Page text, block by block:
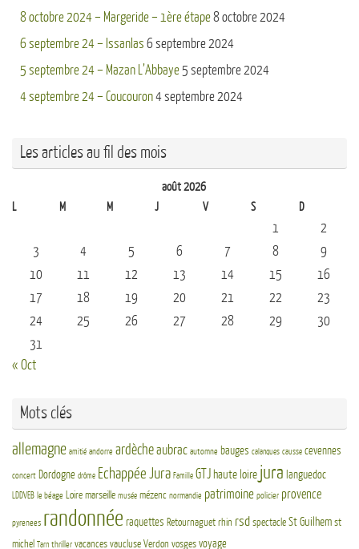
8 octobre 2024 – Margeride – 1ère étape8 octobre 2024
6 septembre 24 – Issanlas 6 septembre 2024
5 septembre 24 – Mazan L’Abbaye 5 septembre 2024
4 septembre 24 – Coucouron4 septembre 2024
Les articles au fil des mois
août 2026
L
M M J V S D
1
2
3
4 5 6 7 8
9
10
11 12 13 14 15
16
17
18 19 20 21 22
23
24
25 26 27 28 29
30
31
« Oct
Mots clés
allemagne amitié andorre ardècheaubrac automne bauges calanques causse cevennes
concert Dordogne drôme Echappée Jura Famille GTJhaute loire jura languedoc
LDDVEB le béage Loire marseille musée mézenc normandie patrimoine policier provence
pyrenees randonnée raquettes Retournaguet rhin rsd spectacle St Guilhem st
michel
Tarn thriller vacances vaucluse Verdon vosges voyage